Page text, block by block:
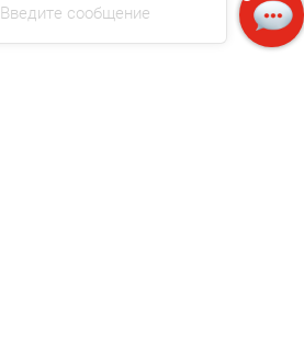
Введите сообщение